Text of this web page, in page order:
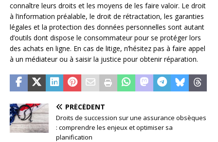
connaître leurs droits et les moyens de les faire valoir. Le droit
à l’information préalable, le droit de rétractation, les garanties
légales et la protection des données personnelles sont autant
d’outils dont dispose le consommateur pour se protéger lors
des achats en ligne. En cas de litige, n’hésitez pas à faire appel
à un médiateur ou à saisir la justice pour obtenir réparation.
PRÉCÉDENT
Droits de succession sur une assurance obsèques
: comprendre les enjeux et optimiser sa
planification